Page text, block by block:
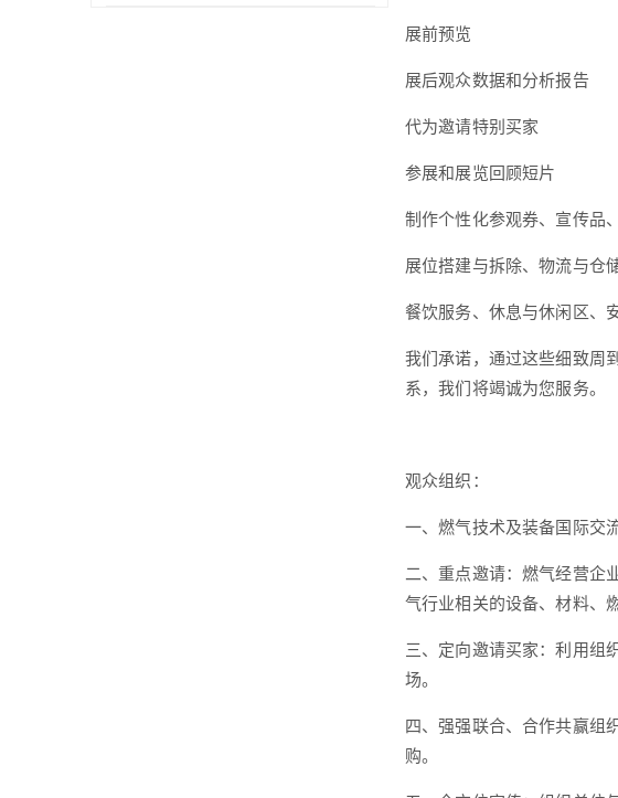
展前预览
展后观众数据和分析报告
代为邀请特别买家
参展和展览回顾短片
制作个性化参观券、宣传品
展位搭建与拆除、物流与仓
餐饮服务、休息与休闲区、
我们承诺，通过这些细致周
系，我们将竭诚为您服务。
观众组织：
一、燃气技术及装备国际交
二、重点邀请：燃气经营企
气行业相关的设备、材料、
三、定向邀请买家：利用组
场。
四、强强联合、合作共赢组
购。